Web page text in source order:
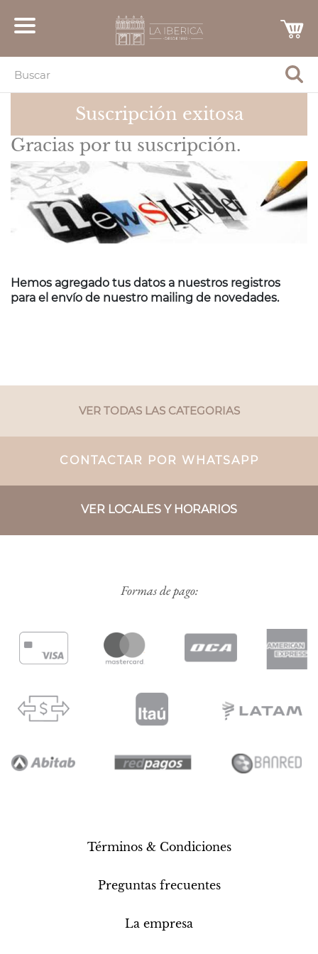
Suscripción exitosa
Gracias por tu suscripción.
Hemos agregado tus datos a nuestros registros
para el envío de nuestro mailing de novedades.
VER TODAS LAS CATEGORIAS
CONTACTAR POR WHATSAPP
VER LOCALES Y HORARIOS
Formas de pago:
Términos & Condiciones
Preguntas frecuentes
La empresa